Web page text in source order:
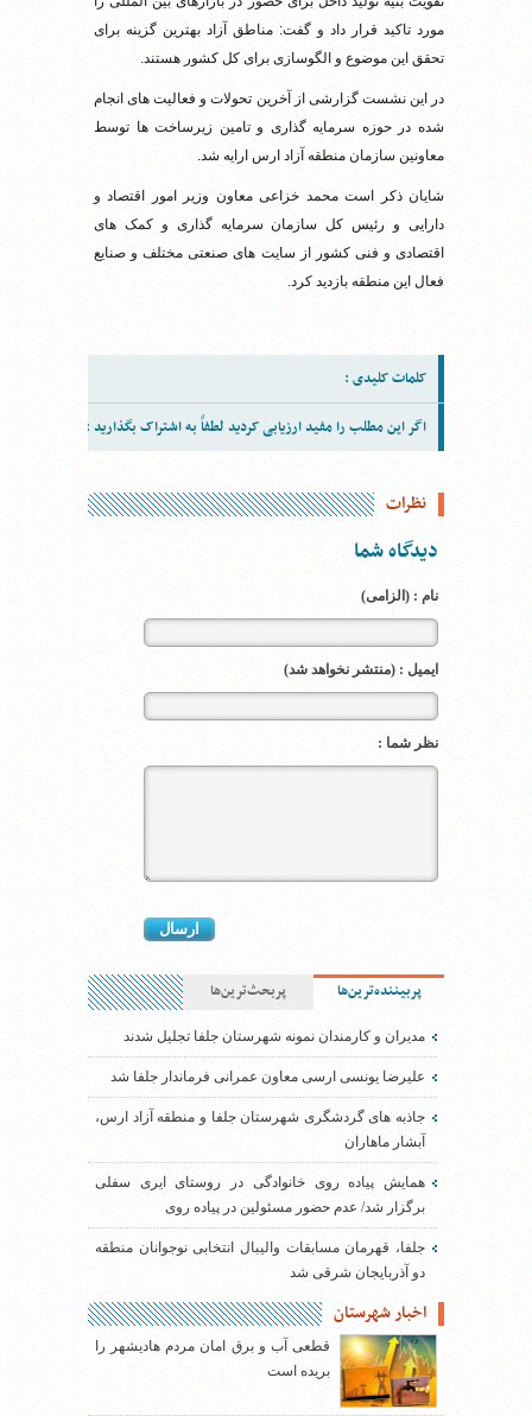
مورد تاکید قرار داد و گفت: مناطق آزاد بهترین گزینه برای
تحقق این موضوع و الگوسازی برای کل کشور هستند.
در این نشست گزارشی از آخرین تحولات و فعالیت های انجام
شده در حوزه سرمایه گذاری و تامین زیرساخت ها توسط
معاونین سازمان منطقه آزاد ارس ارایه شد.
شایان ذکر است محمد خزاعی معاون وزیر امور اقتصاد و
دارایی و رئیس کل سازمان سرمایه گذاری و کمک های
اقتصادی و فنی کشور از سایت های صنعتی مختلف و صنایع
فعال این منطقه بازدید کرد.
کلمات کلیدی :
اگر این مطلب را مفید ارزیابی کردید لطفاً به اشتراک بگذارید :
نظرات
دیدگاه شما
نام : (الزامی)
ایمیل : (منتشر نخواهد شد)
نظر شما :
پربیننده‌ترین‌ها پربحث‌ترین‌ها
مدیران و کارمندان نمونه شهرستان جلفا تجلیل شدند
علیرضا یونسی ارسی معاون عمرانی فرماندار جلفا شد
جاذبه های گردشگری شهرستان جلفا و منطقه آزاد ارس،
آبشار ماهاران
همایش پیاده روی خانوادگی در روستای ایری سفلی
برگزار شد/ عدم حضور مسئولین در پیاده روی
جلفا، قهرمان مسابقات والیبال انتخابی نوجوانان منطقه
دو آذربایجان شرقی شد
اخبار شهرستان
قطعی آب و برق امان مردم هادیشهر را
بریده است